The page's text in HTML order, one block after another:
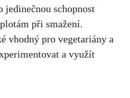
jedinečnou schopnost
při ⁢smažení.
vhodný pro vegetariány a
a využít